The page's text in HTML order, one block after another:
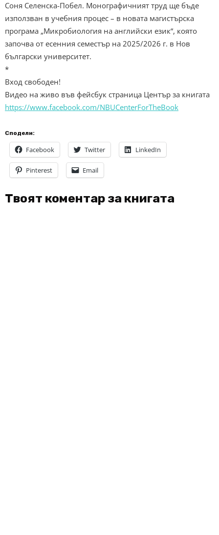
Соня Селенска-Побел. Монографичният труд ще бъде
използван в учебния процес – в новата магистърска
програма „Микробиология на английски език“, която
започва от есенния семестър на 2025/2026 г. в Нов
български университет.
*
Вход свободен!
Видео на живо във фейсбук страница Център за книгата
https://www.facebook.com/NBUCenterForTheBook
Сподели:
Facebook Twitter LinkedIn
Pinterest Email
Твоят коментар за книгата